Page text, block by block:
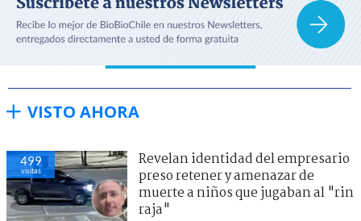
VISTO AHORA
499
visitas
Revelan identidad del empresario
preso retener y amenazar de
muerte a niños que jugaban al "rin
raja"